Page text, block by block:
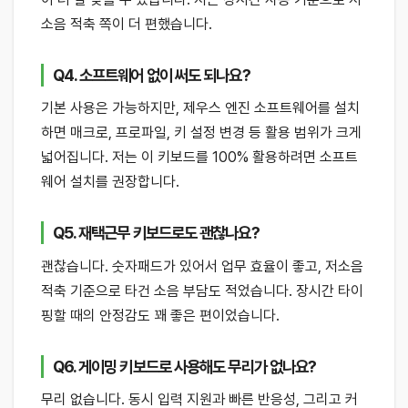
소음 적축 쪽이 더 편했습니다.
Q4. 소프트웨어 없이 써도 되나요?
기본 사용은 가능하지만, 제우스 엔진 소프트웨어를 설치
하면 매크로, 프로파일, 키 설정 변경 등 활용 범위가 크게
넓어집니다. 저는 이 키보드를 100% 활용하려면 소프트
웨어 설치를 권장합니다.
Q5. 재택근무 키보드로도 괜찮나요?
괜찮습니다. 숫자패드가 있어서 업무 효율이 좋고, 저소음
적축 기준으로 타건 소음 부담도 적었습니다. 장시간 타이
핑할 때의 안정감도 꽤 좋은 편이었습니다.
Q6. 게이밍 키보드로 사용해도 무리가 없나요?
무리 없습니다. 동시 입력 지원과 빠른 반응성, 그리고 커